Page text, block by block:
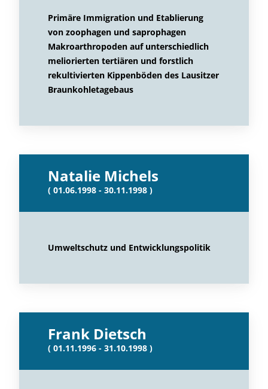
Primäre Immigration und Etablierung
von zoophagen und saprophagen
Makroarthropoden auf unterschiedlich
meliorierten tertiären und forstlich
rekultivierten Kippenböden des Lausitzer
Braunkohletagebaus
Natalie Michels
( 01.06.1998 - 30.11.1998 )
Umweltschutz und Entwicklungspolitik
Frank Dietsch
( 01.11.1996 - 31.10.1998 )